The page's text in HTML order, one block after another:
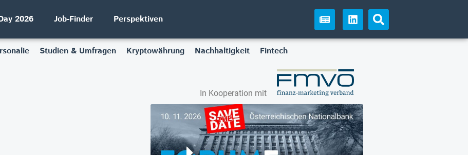
2026 Job-Finder Perspektiven
Studien & Umfragen Kryptowährung Nachhaltigkeit Fintech
In Kooperation mit